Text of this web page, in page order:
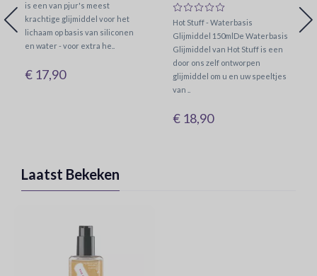
is een van pjur's meest
krachtige glijmiddel voor het
lichaam op basis van siliconen
en water - voor extra he..
€ 17,90
Hot Stuff - Waterbasis
Glijmiddel 150mlDe Waterbasis
Glijmiddel van Hot Stuff is een
door ons zelf ontworpen
glijmiddel om u en uw speeltjes
van ..
€ 18,90
Laatst Bekeken